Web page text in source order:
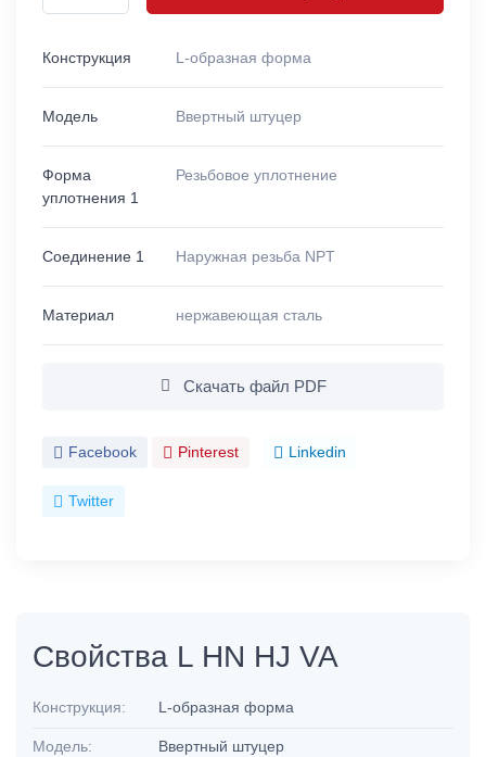
Конструкция L-образная форма
Модель Ввертный штуцер
Форма
уплотнения 1
Резьбовое уплотнение
Соединение 1 Наружная резьба NPT
Материал нержавеющая сталь
Скачать файл PDF
Facebook Pinterest Linkedin
Twitter
Свойства L HN HJ VA
Конструкция: L-образная форма
Модель: Ввертный штуцер